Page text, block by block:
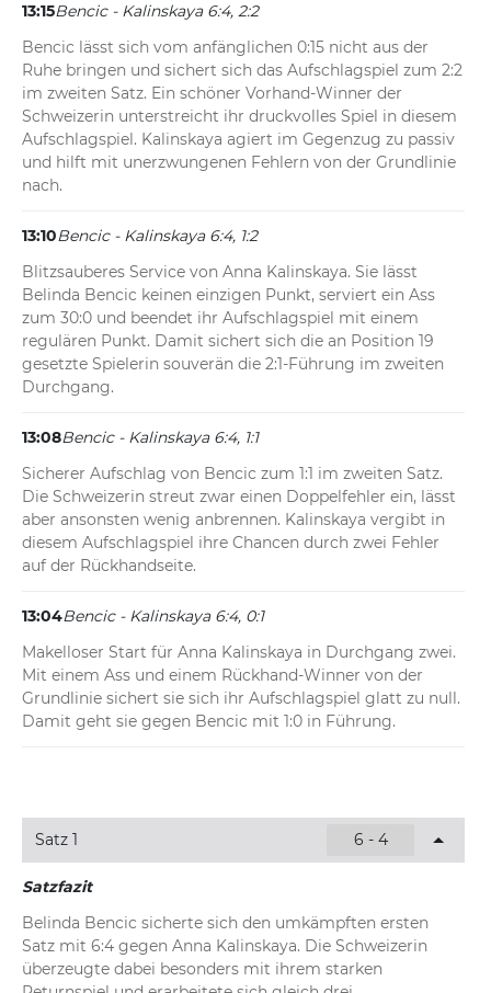
13:15Bencic - Kalinskaya 6:4, 2:2
Bencic lässt sich vom anfänglichen 0:15 nicht aus der
Ruhe bringen und sichert sich das Aufschlagspiel zum 2:2
im zweiten Satz. Ein schöner Vorhand-Winner der
Schweizerin unterstreicht ihr druckvolles Spiel in diesem
Aufschlagspiel. Kalinskaya agiert im Gegenzug zu passiv
und hilft mit unerzwungenen Fehlern von der Grundlinie
nach.
13:10Bencic - Kalinskaya 6:4, 1:2
Blitzsauberes Service von Anna Kalinskaya. Sie lässt
Belinda Bencic keinen einzigen Punkt, serviert ein Ass
zum 30:0 und beendet ihr Aufschlagspiel mit einem
regulären Punkt. Damit sichert sich die an Position 19
gesetzte Spielerin souverän die 2:1-Führung im zweiten
Durchgang.
13:08Bencic - Kalinskaya 6:4, 1:1
Sicherer Aufschlag von Bencic zum 1:1 im zweiten Satz.
Die Schweizerin streut zwar einen Doppelfehler ein, lässt
aber ansonsten wenig anbrennen. Kalinskaya vergibt in
diesem Aufschlagspiel ihre Chancen durch zwei Fehler
auf der Rückhandseite.
13:04Bencic - Kalinskaya 6:4, 0:1
Makelloser Start für Anna Kalinskaya in Durchgang zwei.
Mit einem Ass und einem Rückhand-Winner von der
Grundlinie sichert sie sich ihr Aufschlagspiel glatt zu null.
Damit geht sie gegen Bencic mit 1:0 in Führung.
Satz 1 6 - 4
Satzfazit
Belinda Bencic sicherte sich den umkämpften ersten
Satz mit 6:4 gegen Anna Kalinskaya. Die Schweizerin
überzeugte dabei besonders mit ihrem starken